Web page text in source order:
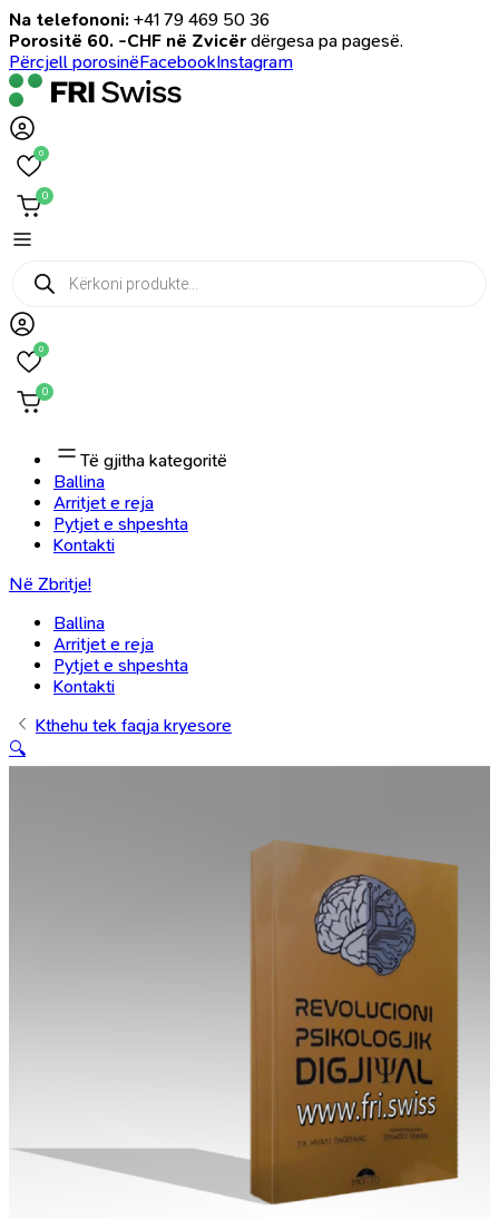
Na telefononi: +41 79 469 50 36
Porositë 60. -CHF në Zvicër dërgesa pa pagesë.
Përcjell porosinëFacebookInstagram
0
0
Products
search
0
0
Të gjitha kategoritë
Ballina
Arritjet e reja
Pytjet e shpeshta
Kontakti
Në Zbritje!
Ballina
Arritjet e reja
Pytjet e shpeshta
Kontakti
Kthehu tek faqja kryesore
🔍